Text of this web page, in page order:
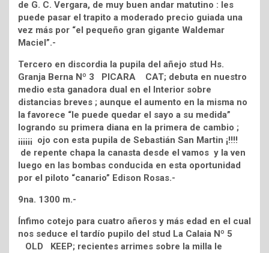
de G. C. Vergara, de muy buen andar matutino : les
puede pasar el trapito a moderado precio guiada una
vez más por “el pequeño gran gigante Waldemar
Maciel”.-
Tercero en discordia la pupila del añejo stud Hs.
Granja Berna Nº 3 PICARA CAT; debuta en nuestro
medio esta ganadora dual en el Interior sobre
distancias breves ; aunque el aumento en la misma no
la favorece “le puede quedar el sayo a su medida”
logrando su primera diana en la primera de cambio ;
¡¡¡¡¡¡ ojo con esta pupila de Sebastián San Martin ¡!!!!
de repente chapa la canasta desde el vamos y la ven
luego en las bombas conducida en esta oportunidad
por el piloto “canario” Edison Rosas.-
9na. 1300 m.-
Ínfimo cotejo para cuatro añeros y más edad en el cual
nos seduce el tardío pupilo del stud La Calaia Nº 5
OLD KEEP; recientes arrimes sobre la milla le